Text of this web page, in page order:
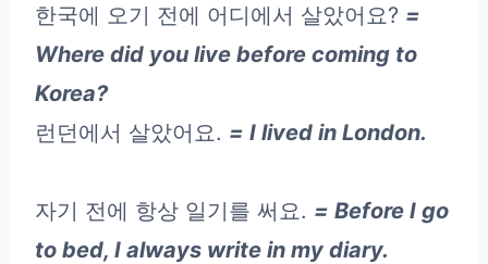
한국에 오기 전에 어디에서 살았어요? =
Where did you live before coming to
Korea?
런던에서 살았어요. = I lived in London.
자기 전에 항상 일기를 써요. = Before I go
to bed, I always write in my diary.